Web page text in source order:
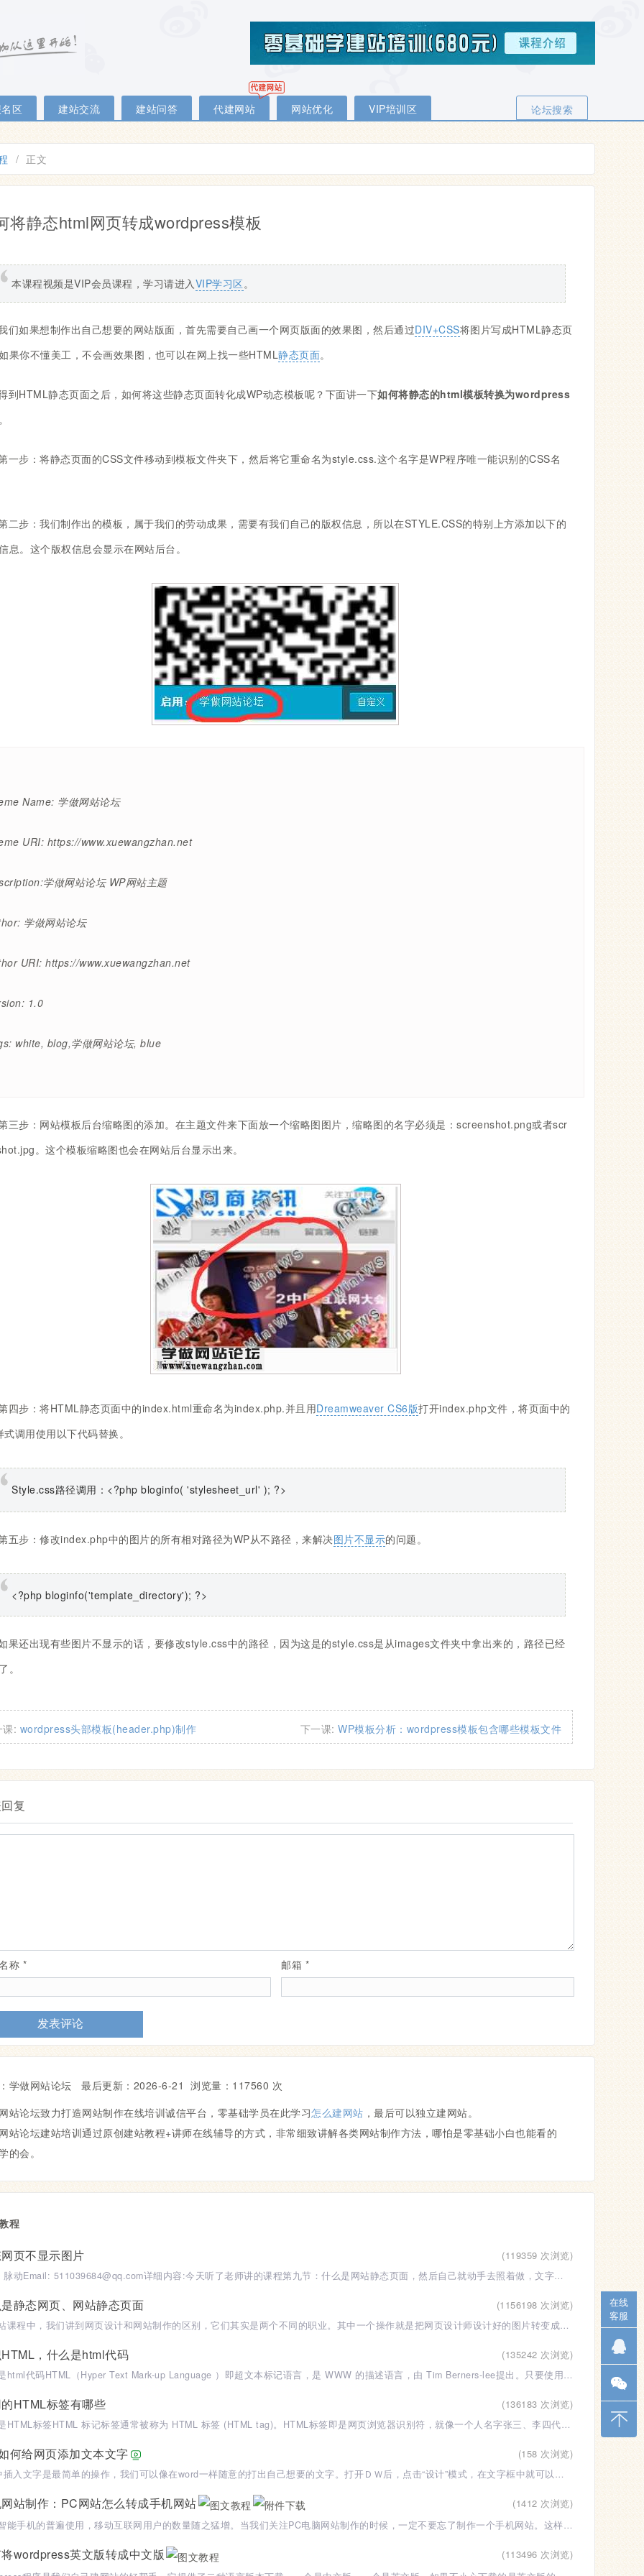
区 建站交流 建站问答 代建网站 网站优化 VIP培训区 论坛搜索
/ 正文
将静态html网页转成wordpress模板
本课程视频是VIP会员课程，学习请进入VIP学习区。
们如果想制作出自己想要的网站版面，首先需要自己画一个网页版面的效果图，然后通过DIV+CSS将图片写成HTML静态页
果你不懂美工，不会画效果图，也可以在网上找一些HTML静态页面。
到HTML静态页面之后，如何将这些静态页面转化成WP动态模板呢？下面讲一下如何将静态的html模板转换为wordpress
一步：将静态页面的CSS文件移动到模板文件夹下，然后将它重命名为style.css.这个名字是WP程序唯一能识别的CSS名
二步：我们制作出的模板，属于我们的劳动成果，需要有我们自己的版权信息，所以在STYLE.CSS的特别上方添加以下的
息。这个版权信息会显示在网站后台。
Name: 学做网站论坛
URI: https://www.xuewangzhan.net
学做网站论坛 WP网站主题
学做网站论坛
URI: https://www.xuewangzhan.net
1.0
white, blog,学做网站论坛, blue
三步：网站模板后台缩略图的添加。在主题文件来下面放一个缩略图图片，缩略图的名字必须是：screenshot.png或者scr
。这个模板缩略图也会在网站后台显示出来。
四步：将HTML静态页面中的index.html重命名为index.php.并且用Dreamweaver CS6版打开index.php文件，将页面中的
调用使用以下代码替换。
Style.css路径调用： <?php bloginfo( 'stylesheet_url' ); ?>
五步：修改index.php中的图片的所有相对路径为WP从不路径，来解决图片不显示的问题。
<?php bloginfo('template_directory'); ?>
果还出现有些图片不显示的话，要修改style.css中的路径，因为这是的style.css是从images文件夹中拿出来的，路径已经
。
课: wordpress头部模板(header.php)制作 下一课: WP模板分析：wordpress模板包含哪些模板文件
复
称 * 邮箱 *
学做网站论坛 最后更新： 2026-6-21 浏览量：117560 次
站论坛致力打造网站制作在线培训诚信平台，零基础学员在此学习怎么建网站 ，最后可以独立建网站。
站论坛建站培训通过原创建站教程+讲师在线辅导的方式，非常细致讲解各类网站制作方法，哪怕是零基础小白也能看的
的会。
程
页不显示图片 (119359 次浏览)
作者: 脉动Email: 511039684@qq.com详细内容:今天听了老师讲的课程第九节：什么是网站静态页面，然后自己就动手去照着做，文字什么的都可以显
静态网页、网站静态页面 (1156198 次浏览)
在建站课程中，我们讲到网页设计和网站制作的区别，它们其实是两个不同的职业。其中一个操作就是把网页设计师设计好的图片转变成程序员可以用的代码，
，什么是html代码 (135242 次浏览)
什么是html代码HTML（Hyper Text Mark-up Language ）即超文本标记语言，是 WWW 的描述语言，由 Tim Berners-lee提出。只要使用鼠标在某一文档中点
HTML标签有哪些 (136183 次浏览)
什么是HTML标签HTML 标记标签通常被称为 HTML 标签 (HTML tag)。HTML标签即是网页浏览器识别符，就像一个人名字张三、李四代表人的姓名一样。这里说
何给网页添加文本文字 (158 次浏览)
DW中插入文字是最简单的操作，我们可以像在word一样随意的打出自己想要的文字。打开ＤＷ后，点击“设计”模式，在文字框中就可以打字了。插入文字可以是
站制作：PC网站怎么转成手机网站 (1412 次浏览)
随着智能手机的普遍使用，移动互联网用户的数量随之猛增。当我们关注PC电脑网站制作的时候，一定不要忘了制作一个手机网站。这样我们的网站用户就可以
wordpress英文版转成中文版 (113496 次浏览)
在线
客服